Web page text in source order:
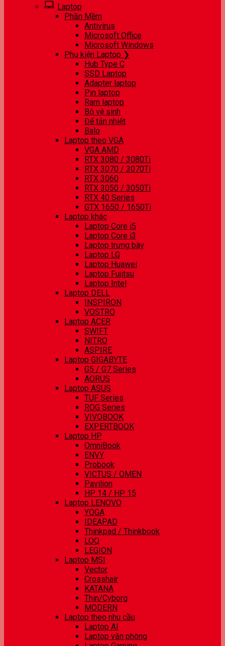
Laptop
Phần Mềm
Antivirus
Microsoft Office
Microsoft Windows
Phụ kiện Laptop ❯
Hub Type C
SSD Laptop
Adapter laptop
Pin laptop
Ram laptop
Bộ vệ sinh
Đế tản nhiệt
Balo
Laptop theo VGA
VGA AMD
RTX 3080 / 3080Ti
RTX 3070 / 3070Ti
RTX 3060
RTX 3050 / 3050Ti
RTX 40 Series
GTX 1650 / 1650Ti
Laptop khác
Laptop Core i5
Laptop Core i3
Laptop trưng bày
Laptop LG
Laptop Huawei
Laptop Fujitsu
Laptop Intel
Laptop DELL
INSPIRON
VOSTRO
Laptop ACER
SWIFT
NITRO
ASPIRE
Laptop GIGABYTE
G5 / G7 Series
AORUS
Laptop ASUS
TUF Series
ROG Series
VIVOBOOK
EXPERTBOOK
Laptop HP
OmniBook
ENVY
Probook
VICTUS / OMEN
Pavilion
HP 14 / HP 15
Laptop LENOVO
YOGA
IDEAPAD
Thinkpad / Thinkbook
LOQ
LEGION
Laptop MSI
Vector
Crosshair
KATANA
Thin/Cyborg
MODERN
Laptop theo nhu cầu
Laptop AI
Laptop văn phòng